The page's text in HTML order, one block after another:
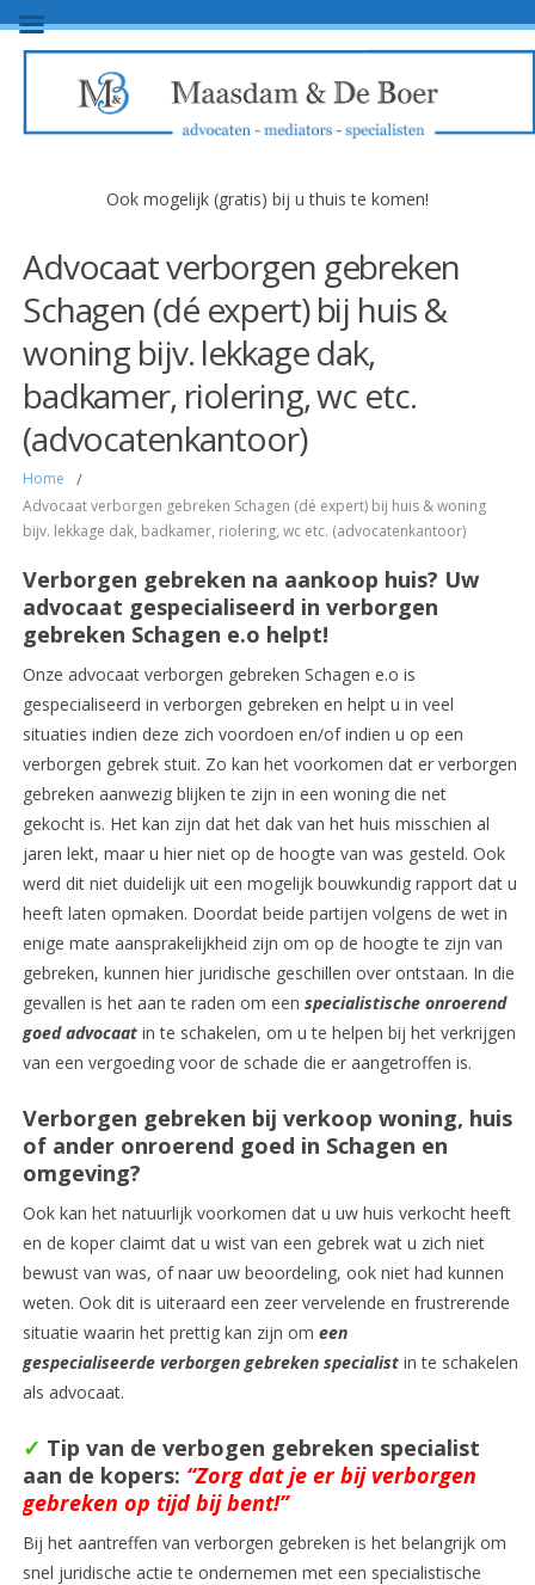
Ook mogelijk (gratis) bij u thuis te komen!
Advocaat verborgen gebreken
Schagen (dé expert) bij huis &
woning bijv. lekkage dak,
badkamer, riolering, wc etc.
(advocatenkantoor)
Home /
Advocaat verborgen gebreken Schagen (dé expert) bij huis & woning
bijv. lekkage dak, badkamer, riolering, wc etc. (advocatenkantoor)
Verborgen gebreken na aankoop huis? Uw
advocaat gespecialiseerd in verborgen
gebreken Schagen e.o helpt!
Onze advocaat verborgen gebreken Schagen e.o is
gespecialiseerd in verborgen gebreken en helpt u in veel
situaties indien deze zich voordoen en/of indien u op een
verborgen gebrek stuit. Zo kan het voorkomen dat er verborgen
gebreken aanwezig blijken te zijn in een woning die net
gekocht is. Het kan zijn dat het dak van het huis misschien al
jaren lekt, maar u hier niet op de hoogte van was gesteld. Ook
werd dit niet duidelijk uit een mogelijk bouwkundig rapport dat u
heeft laten opmaken. Doordat beide partijen volgens de wet in
enige mate aansprakelijkheid zijn om op de hoogte te zijn van
gebreken, kunnen hier juridische geschillen over ontstaan. In die
gevallen is het aan te raden om een specialistische onroerend
goed advocaatin te schakelen, om u te helpen bij het verkrijgen
van een vergoeding voor de schade die er aangetroffen is.
Verborgen gebreken bij verkoop woning, huis
of ander onroerend goed in Schagen en
omgeving?
Ook kan het natuurlijk voorkomen dat u uw huis verkocht heeft
en de koper claimt dat u wist van een gebrek wat u zich niet
bewust van was, of naar uw beoordeling, ook niet had kunnen
weten. Ook dit is uiteraard een zeer vervelende en frustrerende
situatie waarin het prettig kan zijn om een
gespecialiseerde verborgen gebreken specialistin te schakelen
als advocaat.
✓ Tip van de verbogen gebreken specialist
aan de kopers: “Zorg dat je er bij verborgen
gebreken op tijd bij bent!”
Bij het aantreffen van verborgen gebreken is het belangrijk om
snel juridische actie te ondernemen met een specialistische